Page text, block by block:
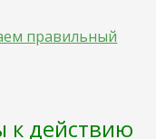
правильный
к действию